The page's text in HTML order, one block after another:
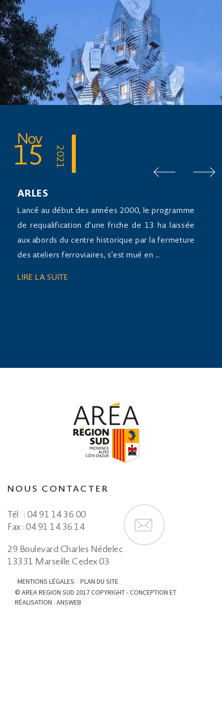
Nov
15 2021
ARLES
Lancé au début des années 2000, le programme
de requalification d’une friche de 13 ha laissée
aux abords du centre historique par la fermeture
des ateliers ferroviaires, s’est mué en …
LIRE LA SUITE
NOUS CONTACTER
Tél : 04 91 14 36 00
Fax : 04 91 14 36 14
29 Boulevard Charles Nédelec
13331 Marseille Cedex 03
MENTIONS LÉGALES
PLAN DU SITE
© AREA REGION SUD 2017 COPYRIGHT - CONCEPTION ET
RÉALISATION : ANSWEB